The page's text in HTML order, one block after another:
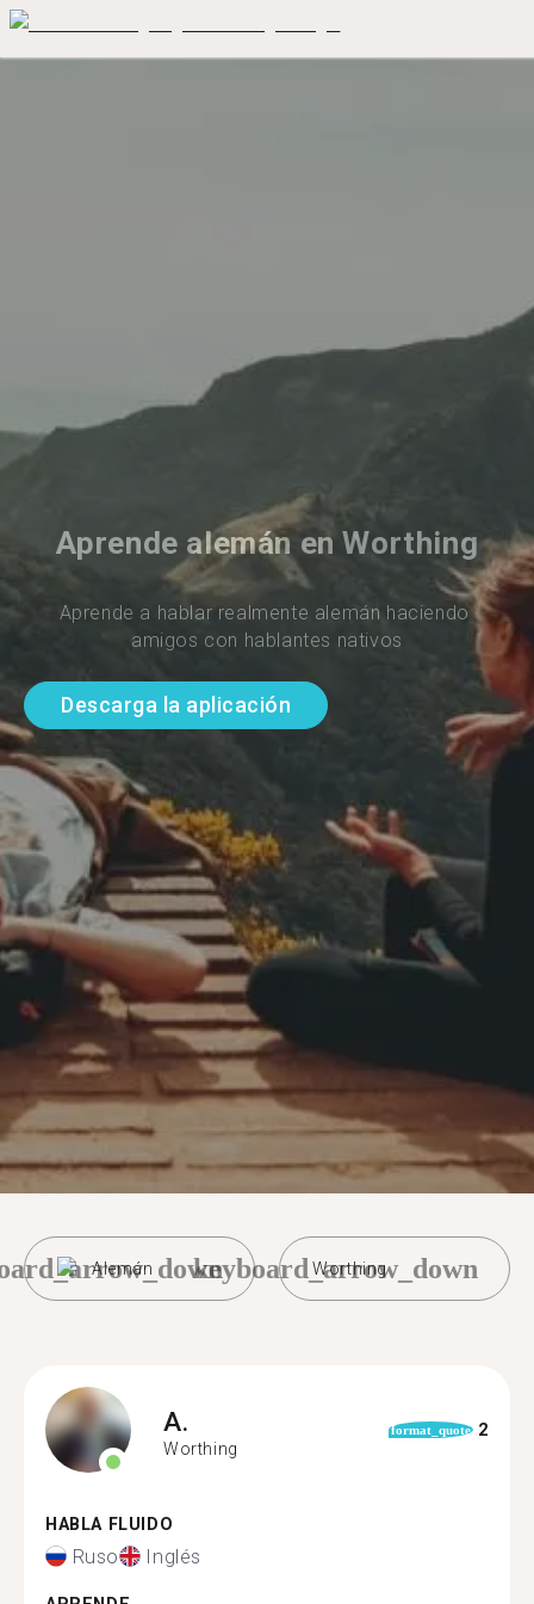
Aprende alemán en Worthing
Aprende a hablar realmente alemán haciendo
amigos con hablantes nativos
Descarga la aplicación
Alemán Worthing
keyboard_arrow_down
A.
Worthing
format_quote 2
HABLA FLUIDO
Ruso Inglés